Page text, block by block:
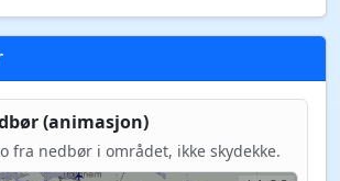
(animasjon)
fra nedbør i området, ikke skydekke.